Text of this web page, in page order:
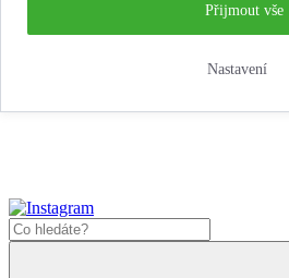
Nastavení
Přijmout vše